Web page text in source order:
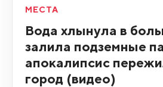
МЕСТА
Вода хлынула в
залила подземные
апокалипсис
город (видео)